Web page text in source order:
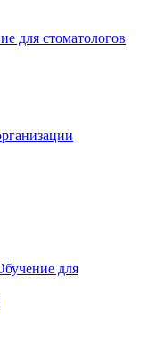
для стоматологов
для